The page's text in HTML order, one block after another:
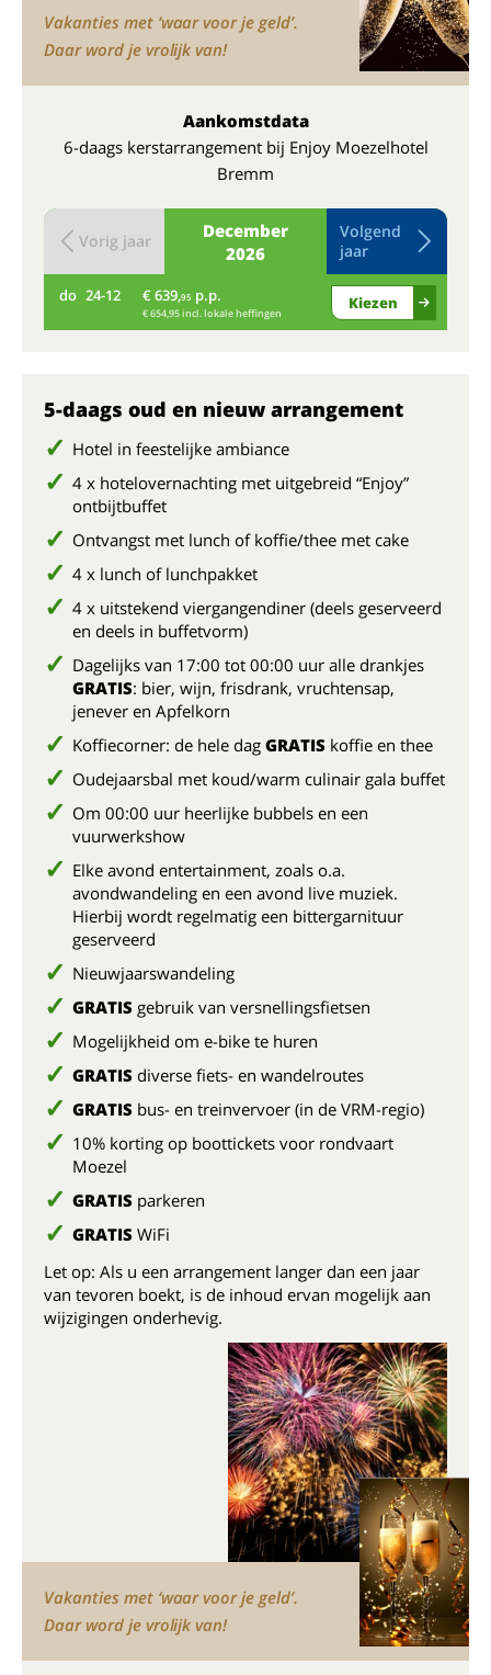
Vakanties met ‘waar voor je geld’.
Daar word je vrolijk van!
Aankomstdata
6-daags kerstarrangement bij Enjoy Moezelhotel
Bremm
December
2026
Vorig jaar
Volgend
jaar
do 24-12 € 639,95 p.p.
€ 654,95 incl. lokale heffingen
Kiezen
5-daags oud en nieuw arrangement
Hotel in feestelijke ambiance
4 x hotelovernachting met uitgebreid “Enjoy”
ontbijtbuffet
Ontvangst met lunch of koffie/thee met cake
4 x lunch of lunchpakket
4 x uitstekend viergangendiner (deels geserveerd
en deels in buffetvorm)
Dagelijks van 17:00 tot 00:00 uur alle drankjes
GRATIS: bier, wijn, frisdrank, vruchtensap,
jenever en Apfelkorn
Koffiecorner: de hele dag GRATIS koffie en thee
Oudejaarsbal met koud/warm culinair gala buffet
Om 00:00 uur heerlijke bubbels en een
vuurwerkshow
Elke avond entertainment, zoals o.a.
avondwandeling en een avond live muziek.
Hierbij wordt regelmatig een bittergarnituur
geserveerd
Nieuwjaarswandeling
GRATIS gebruik van versnellingsfietsen
Mogelijkheid om e-bike te huren
GRATIS diverse fiets- en wandelroutes
GRATIS bus- en treinvervoer (in de VRM-regio)
10% korting op boottickets voor rondvaart
Moezel
GRATIS parkeren
GRATIS WiFi
Let op: Als u een arrangement langer dan een jaar
van tevoren boekt, is de inhoud ervan mogelijk aan
wijzigingen onderhevig.
Vakanties met ‘waar voor je geld’.
Daar word je vrolijk van!